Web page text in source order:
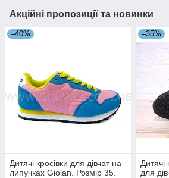
Акційні пропозиції та новинки
–40%
Дитячі кросівки для дівчат на
липучках Giolan. Розмір 35.
–35%
Дитячі
для